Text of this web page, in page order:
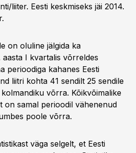
liiter. Eesti keskmiseks jäi 2014.
on oluline jälgida ka
aasta I kvartalis võrreldes
perioodiga kahanes Eesti
liitri kohta 41 sendilt 25 sendile
võrra. Kõikvõimalike
on samal perioodil vähenenud
poole võrra.
väga selgelt, et Eesti